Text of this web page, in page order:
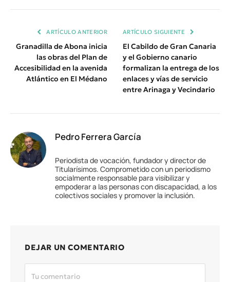
ARTÍCULO ANTERIOR
Granadilla de Abona inicia
las obras del Plan de
Accesibilidad en la avenida
Atlántico en El Médano
ARTÍCULO SIGUIENTE
El Cabildo de Gran Canaria
y el Gobierno canario
formalizan la entrega de los
enlaces y vías de servicio
entre Arinaga y Vecindario
Pedro Ferrera García
Periodista de vocación, fundador y director de
Titularísimos. Comprometido con un periodismo
socialmente responsable para visibilizar y
empoderar a las personas con discapacidad, a los
colectivos sociales y promover la inclusión.
DEJAR UN COMENTARIO